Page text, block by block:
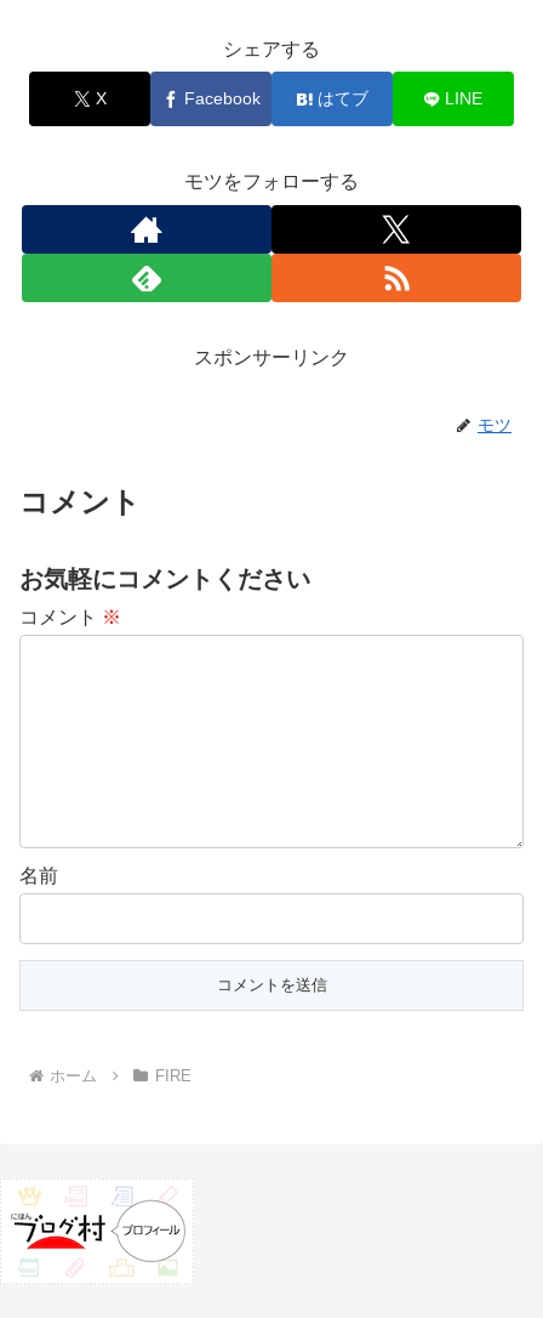
シェアする
X Facebook はてブ LINE
モツをフォローする
スポンサーリンク
モツ
コメント
お気軽にコメントください
コメント ※
名前
ホーム FIRE